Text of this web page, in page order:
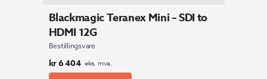
Blackmagic Teranex Mini – SDI to
HDMI 12G
Bestillingsvare
kr6 404 eks. mva.